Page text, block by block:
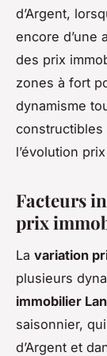
d’Argent,
encore d’une
des prix
zones à fort
dynamisme
l’évolution
Facteurs
prix
La variation
plusieurs
immobilier
saisonnier,
d’Argent et